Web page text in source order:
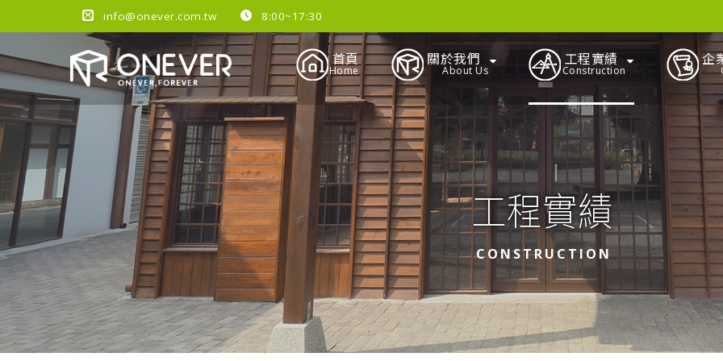
info@onever.com.tw 8:00~17:30
首頁
Home
關於我們
About Us
工程實績
Construction
企
工程實績
CONSTRUCTION